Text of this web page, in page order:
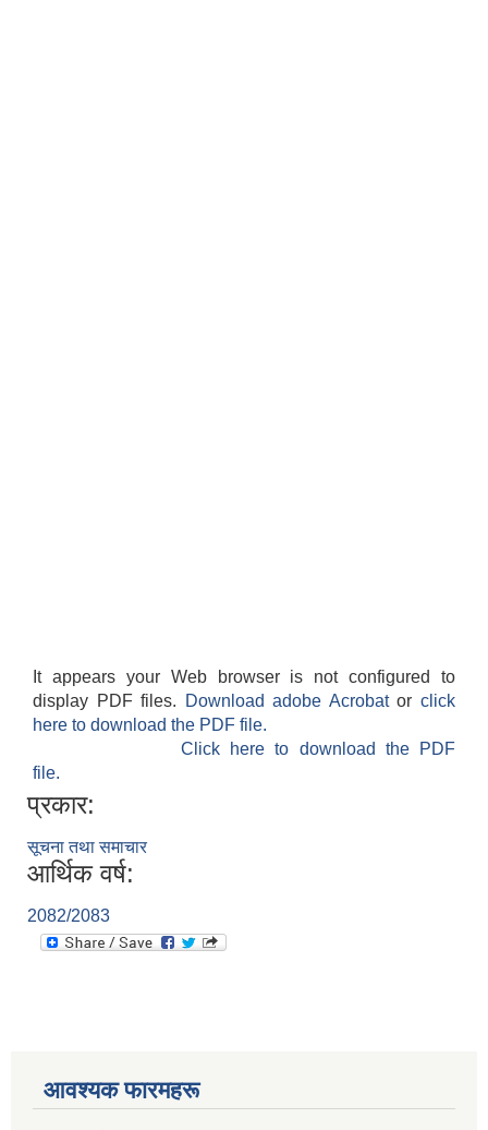
It appears your Web browser is not configured to
display PDF files.
Download adobe Acrobatorclick
here to download the PDF file.
Click here to download the PDF
file.
प्रकार:
सूचना तथा समाचार
आर्थिक वर्ष:
2082/2083
आवश्यक फारमहरू